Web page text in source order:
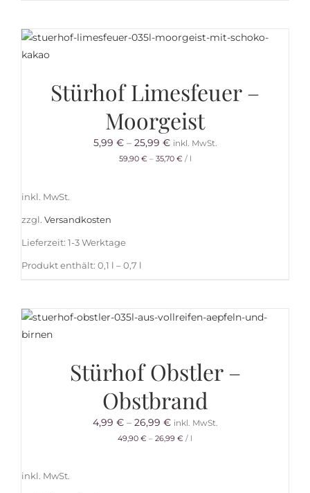
Stürhof Limesfeuer –
Moorgeist
5,99 €– 25,99 € inkl. MwSt.
59,90 €– 35,70 €/ l
inkl. MwSt.
zzgl. Versandkosten
Lieferzeit: 1-3 Werktage
Produkt enthält: 0,1 l – 0,7 l
Stürhof Obstler –
Obstbrand
4,99 €– 26,99 € inkl. MwSt.
49,90 € – 26,99 € / l
inkl. MwSt.